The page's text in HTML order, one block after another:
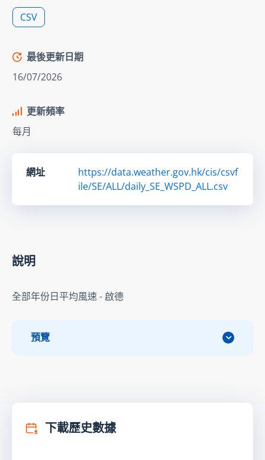
CSV
最後更新日期
16/07/2026
更新頻率
每月
網址
https://data.weather.gov.hk/cis/csvf
ile/SE/ALL/daily_SE_WSPD_ALL.csv
說明
全部年份日平均風速 - 啟德
預覽
下載歷史數據